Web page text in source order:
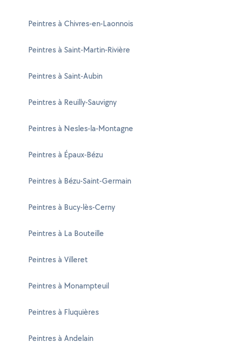
Peintres à Chivres-en-Laonnois
Peintres à Saint-Martin-Rivière
Peintres à Saint-Aubin
Peintres à Reuilly-Sauvigny
Peintres à Nesles-la-Montagne
Peintres à Épaux-Bézu
Peintres à Bézu-Saint-Germain
Peintres à Bucy-lès-Cerny
Peintres à La Bouteille
Peintres à Villeret
Peintres à Monampteuil
Peintres à Fluquières
Peintres à Andelain